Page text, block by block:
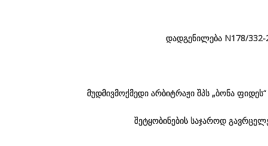
დადგენილება N178/332-
მუდმივმოქმედი არბიტრაჟი შპს „ბონა
შეტყობინების საჯაროდ